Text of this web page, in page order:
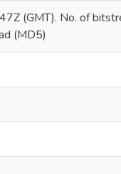
(GMT). No. of
(MD5)